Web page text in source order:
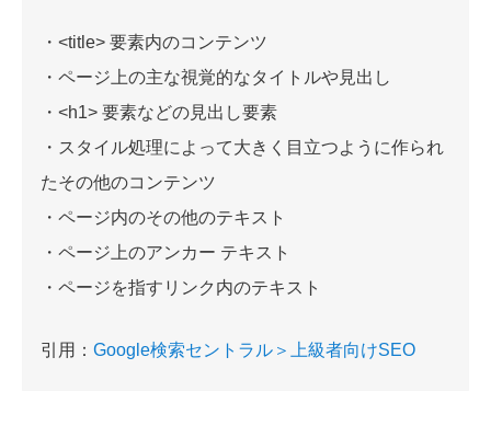
・<title> 要素内のコンテンツ
・ページ上の主な視覚的なタイトルや見出し
・<h1> 要素などの見出し要素
・スタイル処理によって大きく目立つように作られ
たその他のコンテンツ
・ページ内のその他のテキスト
・ページ上のアンカー テキスト
・ページを指すリンク内のテキスト
引用： Google検索セントラル＞上級者向けSEO